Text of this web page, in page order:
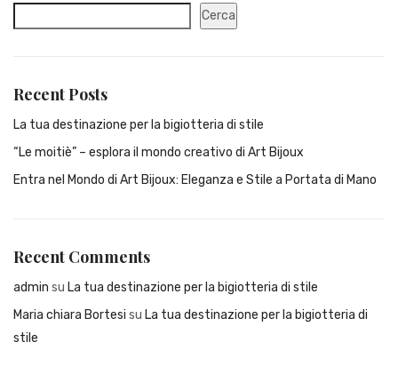
Cerca
Recent Posts
La tua destinazione per la bigiotteria di stile
“Le moitiè” – esplora il mondo creativo di Art Bijoux
Entra nel Mondo di Art Bijoux: Eleganza e Stile a Portata di Mano
Recent Comments
admin su La tua destinazione per la bigiotteria di stile
Maria chiara Bortesi su La tua destinazione per la bigiotteria di
stile